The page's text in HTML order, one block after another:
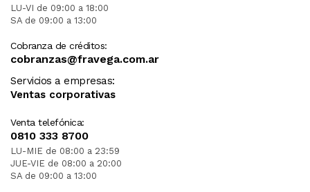
LU-VI de 09:00 a 18:00
SA de 09:00 a 13:00
Cobranza de créditos:
cobranzas@fravega.com.ar
Servicios a empresas:
Ventas corporativas
Venta telefónica:
0810 333 8700
LU-MIE de 08:00 a 23:59
JUE-VIE de 08:00 a 20:00
SA de 09:00 a 13:00